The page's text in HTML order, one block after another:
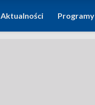
Aktualności Programy